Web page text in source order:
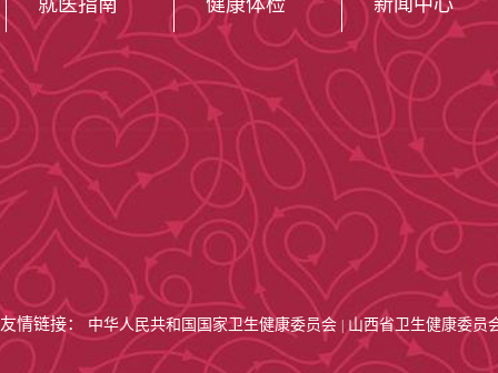
就医指南
健康体检
新闻中心
友情链接： 中华人民共和国国家卫生健康委员会 山西省卫生健康委员